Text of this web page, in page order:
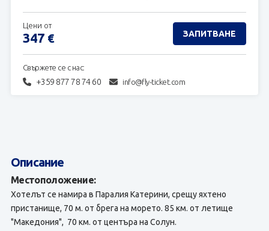
Свържете се с нас:
+359 877 78 74 60 info@fly-ticket.com
Цени от
347 € ЗАПИТВАНЕ
Описание
Местоположение:
Хотелът се намира в Паралия Катерини, срещу яхтено
пристанище, 70 м. от брега на морето. 85 км. от летище
"Македония", 70 км. от центъра на Солун.